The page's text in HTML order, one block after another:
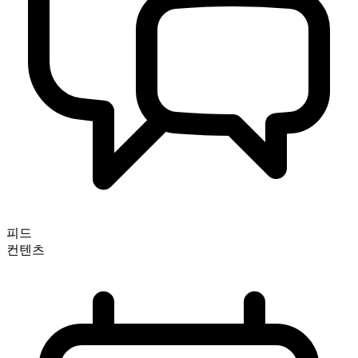
피드
컨텐츠